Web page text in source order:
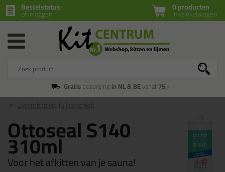
0 producten
in winkelwagen
Bestelstatus
of inloggen
Gratisbezorging in NL & BEvanaf75,-
Zwembad kit
Ottoseal S140
310ml
Voor het afkitten van je sauna!